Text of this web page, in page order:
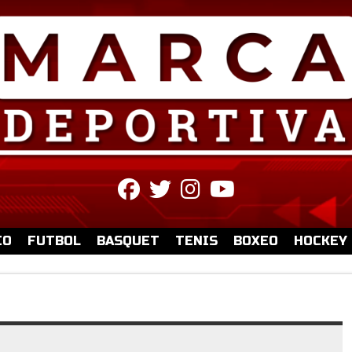
fab
fa-
facebook
fab
fa-
twitter
fab
fa-
instagram
fa-
youtube
FUTBOL BASQUET TENIS BOXEO HOCKEY